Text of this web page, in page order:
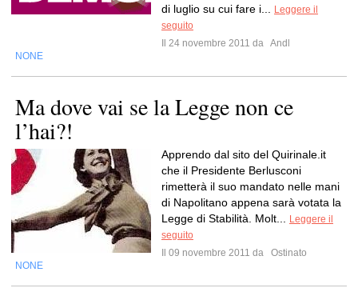
di luglio su cui fare i...
Leggere il
seguito
Il 24 novembre 2011 da Andl
NONE
Ma dove vai se la Legge non ce
l’hai?!
Apprendo dal sito del Quirinale.it
che il Presidente Berlusconi
rimetterà il suo mandato nelle mani
di Napolitano appena sarà votata la
Legge di Stabilità. Molt...
Leggere il
seguito
Il 09 novembre 2011 da
Ostinato
NONE